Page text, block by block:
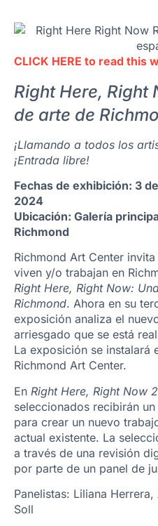
CLICK HERE to read this
Right Here, Right
de arte de
¡Llamando a todos los
¡Entrada libre!
Fechas de exhibición: 3
2024
Ubicación: Galería
Richmond
Richmond Art Center
viven y/o trabajan en
Right Here, Right Now:
Richmond. Ahora en su
exposición analiza el
arriesgado que se está
La exposición se instalará
Richmond Art Center.
En Right Here, Right Now
seleccionados recibirán
para crear un nuevo
actual existente. La
a través de una revisión
por parte de un panel de
Panelistas: Liliana
Soll